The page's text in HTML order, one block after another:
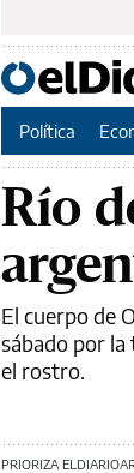
Política
Río
El cuerpo de
sábado por la
el rostro.
PRIORIZA